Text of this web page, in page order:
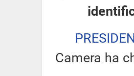
Camera ha